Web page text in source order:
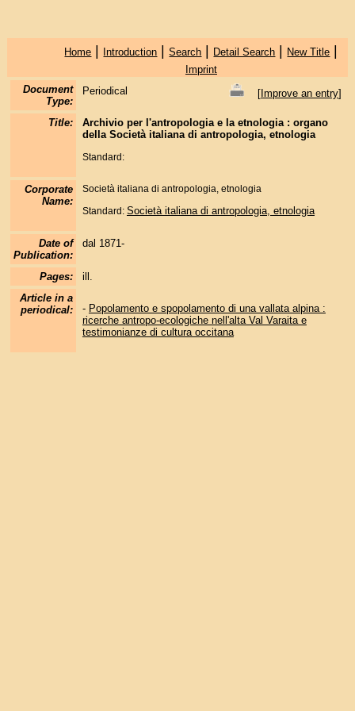
Home | Introduction |Search | Detail Search | New Title |
Imprint
Document
Type:
Periodical [Improve an entry]
Title:
Archivio per l'antropologia e la etnologia : organo
della Società italiana di antropologia, etnologia
Standard:
Corporate
Name:
Società italiana di antropologia, etnologia
Standard: Società italiana di antropologia, etnologia
Date of
Publication:
dal 1871-
Pages:
ill.
Article in a
periodical:
- Popolamento e spopolamento di una vallata alpina :
ricerche antropo-ecologiche nell'alta Val Varaita e
testimonianze di cultura occitana